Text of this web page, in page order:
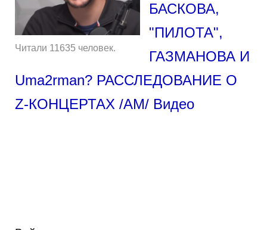
Читали 11635 человек.
БАСКОВА,
"ПИЛОТА",
ГАЗМАНОВА И
Uma2rman? РАССЛЕДОВАНИЕ О
Z-КОНЦЕРТАХ /АМ/ Видео